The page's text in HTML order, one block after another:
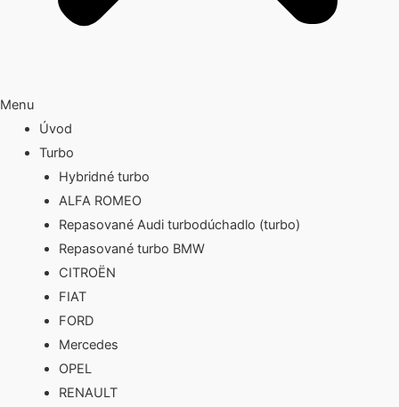
Menu
Úvod
Turbo
Hybridné turbo
ALFA ROMEO
Repasované Audi turbodúchadlo (turbo)
Repasované turbo BMW
CITROËN
FIAT
FORD
Mercedes
OPEL
RENAULT